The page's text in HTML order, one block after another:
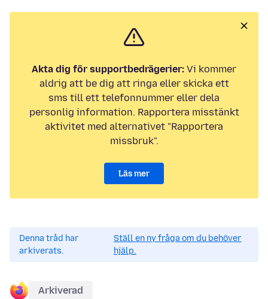
Akta dig för supportbedrägerier: Vi kommer
aldrig att be dig att ringa eller skicka ett
sms till ett telefonnummer eller dela
personlig information. Rapportera misstänkt
aktivitet med alternativet "Rapportera
missbruk".
Läs mer
Denna tråd har
arkiverats.
Ställ en ny fråga om du behöver
hjälp.
Arkiverad